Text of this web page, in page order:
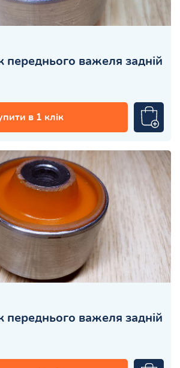
переднього важеля задній
в 1 клік
переднього важеля задній